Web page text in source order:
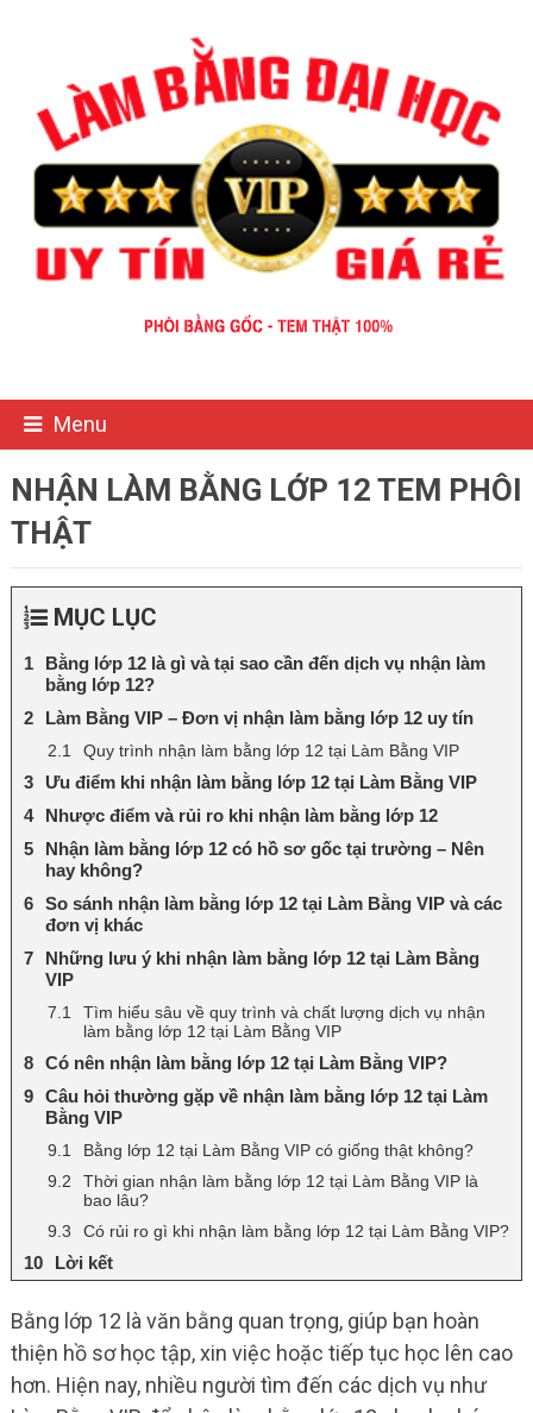
Menu
NHẬN LÀM BẰNG LỚP 12 TEM PHÔI
THẬT
MỤC LỤC
Bằng lớp 12 là gì và tại sao cần đến dịch vụ nhận làm
bằng lớp 12?
Làm Bằng VIP – Đơn vị nhận làm bằng lớp 12 uy tín
Quy trình nhận làm bằng lớp 12 tại Làm Bằng VIP
Ưu điểm khi nhận làm bằng lớp 12 tại Làm Bằng VIP
Nhược điểm và rủi ro khi nhận làm bằng lớp 12
Nhận làm bằng lớp 12 có hồ sơ gốc tại trường – Nên
hay không?
So sánh nhận làm bằng lớp 12 tại Làm Bằng VIP và các
đơn vị khác
Những lưu ý khi nhận làm bằng lớp 12 tại Làm Bằng
VIP
Tìm hiểu sâu về quy trình và chất lượng dịch vụ nhận
làm bằng lớp 12 tại Làm Bằng VIP
Có nên nhận làm bằng lớp 12 tại Làm Bằng VIP?
Câu hỏi thường gặp về nhận làm bằng lớp 12 tại Làm
Bằng VIP
Bằng lớp 12 tại Làm Bằng VIP có giống thật không?
Thời gian nhận làm bằng lớp 12 tại Làm Bằng VIP là
bao lâu?
Có rủi ro gì khi nhận làm bằng lớp 12 tại Làm Bằng VIP?
Lời kết
Bằng lớp 12 là văn bằng quan trọng, giúp bạn hoàn
thiện hồ sơ học tập, xin việc hoặc tiếp tục học lên cao
hơn. Hiện nay, nhiều người tìm đến các dịch vụ như